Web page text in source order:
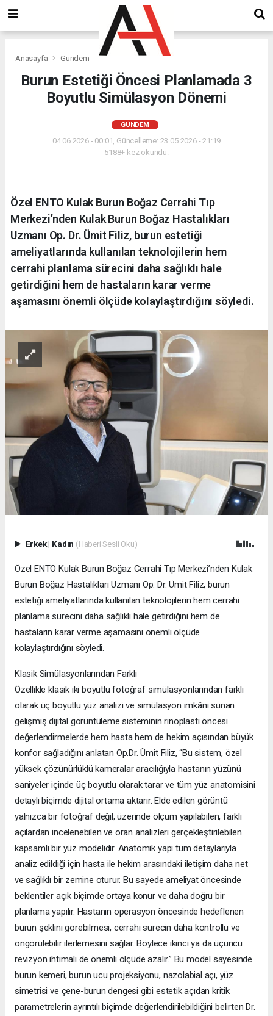
Anasayfa Gündem
Burun Estetiği Öncesi Planlamada 3
Boyutlu Simülasyon Dönemi
GÜNDEM
04.06.2026 - 00:01, Güncelleme: 23.05.2026 - 21:19
5188+ kez okundu.
Özel ENTO Kulak Burun Boğaz Cerrahi Tıp
Merkezi’nden Kulak Burun Boğaz Hastalıkları
Uzmanı Op. Dr. Ümit Filiz, burun estetiği
ameliyatlarında kullanılan teknolojilerin hem
cerrahi planlama sürecini daha sağlıklı hale
getirdiğini hem de hastaların karar verme
aşamasını önemli ölçüde kolaylaştırdığını söyledi.
Erkek| Kadın (Haberi Sesli Oku)
Özel ENTO Kulak Burun Boğaz Cerrahi Tıp Merkezi’nden Kulak
Burun Boğaz Hastalıkları Uzmanı Op. Dr. Ümit Filiz, burun
estetiği ameliyatlarında kullanılan teknolojilerin hem cerrahi
planlama sürecini daha sağlıklı hale getirdiğini hem de
hastaların karar verme aşamasını önemli ölçüde
kolaylaştırdığını söyledi.
Klasik Simülasyonlarından Farklı
Özellikle klasik iki boyutlu fotoğraf simülasyonlarından farklı
olarak üç boyutlu yüz analizi ve simülasyon imkânı sunan
gelişmiş dijital görüntüleme sisteminin rinoplasti öncesi
değerlendirmelerde hem hasta hem de hekim açısından büyük
konfor sağladığını anlatan Op.Dr. Ümit Filiz, “Bu sistem, özel
yüksek çözünürlüklü kameralar aracılığıyla hastanın yüzünü
saniyeler içinde üç boyutlu olarak tarar ve tüm yüz anatomisini
detaylı biçimde dijital ortama aktarır. Elde edilen görüntü
yalnızca bir fotoğraf değil; üzerinde ölçüm yapılabilen, farklı
açılardan incelenebilen ve oran analizleri gerçekleştirilebilen
kapsamlı bir yüz modelidir. Anatomik yapı tüm detaylarıyla
analiz edildiği için hasta ile hekim arasındaki iletişim daha net
ve sağlıklı bir zemine oturur. Bu sayede ameliyat öncesinde
beklentiler açık biçimde ortaya konur ve daha doğru bir
planlama yapılır. Hastanın operasyon öncesinde hedeflenen
burun şeklini görebilmesi, cerrahi sürecin daha kontrollü ve
öngörülebilir ilerlemesini sağlar. Böylece ikinci ya da üçüncü
revizyon ihtimali de önemli ölçüde azalır.” Bu model sayesinde
burun kemeri, burun ucu projeksiyonu, nazolabial açı, yüz
simetrisi ve çene-burun dengesi gibi estetik açıdan kritik
parametrelerin ayrıntılı biçimde değerlendirilebildiğini belirten Dr.